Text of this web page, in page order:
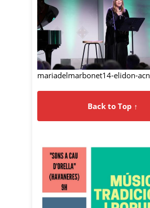
mariadelmarbonet14-elidon-acn
Back to Top ↑